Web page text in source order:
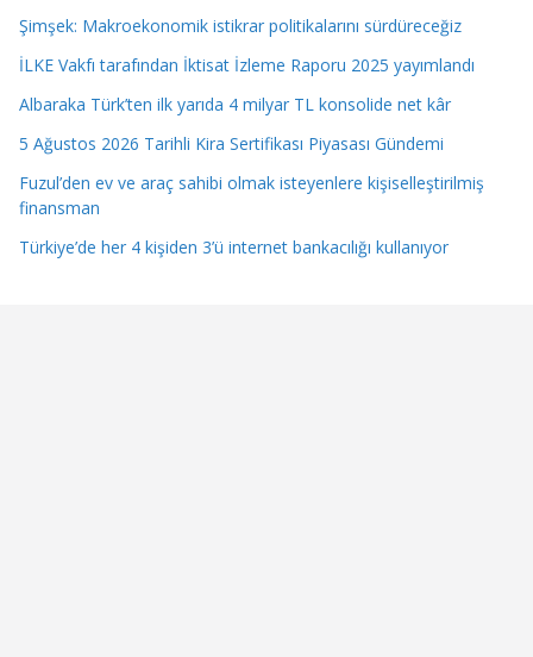
Şimşek: Makroekonomik istikrar politikalarını sürdüreceğiz
İLKE Vakfı tarafından İktisat İzleme Raporu 2025 yayımlandı
Albaraka Türk’ten ilk yarıda 4 milyar TL konsolide net kâr
5 Ağustos 2026 Tarihli Kira Sertifikası Piyasası Gündemi
Fuzul’den ev ve araç sahibi olmak isteyenlere kişiselleştirilmiş
finansman
Türkiye’de her 4 kişiden 3’ü internet bankacılığı kullanıyor